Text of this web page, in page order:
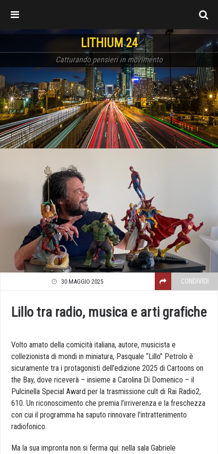
LITHIUM 24
Catturando pensieri in movimento
30 MAGGIO 2025 CONDIVIDI
Lillo tra radio, musica e arti grafiche
Volto amato della comicità italiana, autore, musicista e
collezionista di mondi in miniatura, Pasquale “Lillo” Petrolo è
sicuramente tra i protagonisti dell’edizione 2025 di Cartoons on
the Bay, dove riceverà – insieme a Carolina Di Domenico – il
Pulcinella Special Award per la trasmissione cult di Rai Radio2,
610. Un riconoscimento che premia l’irriverenza e la freschezza
con cui il programma ha saputo rinnovare l’intrattenimento
radiofonico.
Ma la sua impronta non si ferma qui: nella sala Gabriele